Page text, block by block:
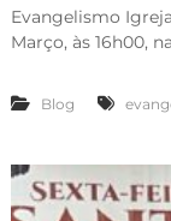
Evangelismo
Março, às 16h00,
Blog